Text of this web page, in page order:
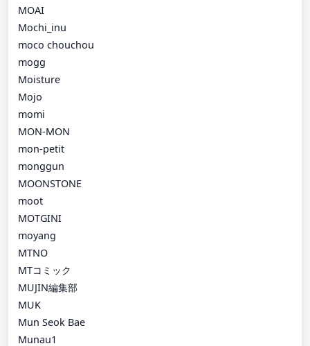
MOAI
Mochi_inu
moco chouchou
mogg
Moisture
Mojo
momi
MON-MON
mon-petit
monggun
MOONSTONE
moot
MOTGINI
moyang
MTNO
MTコミック
MUJIN編集部
MUK
Mun Seok Bae
Munau1